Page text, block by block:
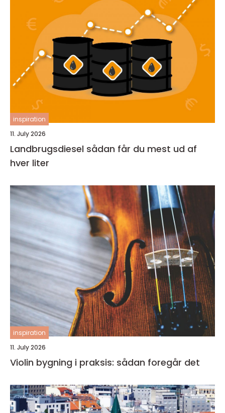
inspiration
11. July 2026
Landbrugsdiesel sådan får du mest ud af
hver liter
inspiration
11. July 2026
Violin bygning i praksis: sådan foregår det